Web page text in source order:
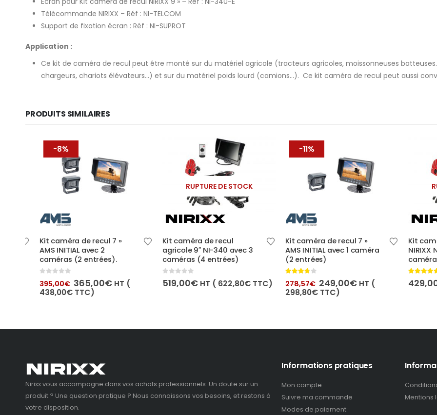
Télécommande NIRIXX – Réf : NI-TELCOM
Support de fixation écran : Réf : NI-SUPROT
Application :
Ce kit de caméra de recul peut être monté sur du matériel agricole (tracteurs agricoles, moissonneuses
chargeurs, chariots élévateurs…) et sur du matériel poids lourd (camions…). Ce kit caméra de recul peut aussi
PRODUITS SIMILAIRES
-8%
Kit caméra de recul 7 »
AMS INITIAL avec 2
caméras (2 entrées).
395,00€ Le
prix
365,00€Le
HT (
438,00€TTC)
RUPTURE DE STOCK
Ce produit a plusieurs variations. Les options peuvent être choisies sur la page du produit
Kit caméra de recul
agricole 9″ NI-340 avec 3
caméras (4 entrées)
out of 5
519,00€HT (622,80€TTC)
-11%
Kit caméra de recul 7 »
AMS INITIAL avec 1 caméra
(2 entrées)
278,57€ Le
prix
249,00€Le
HT (
298,80€TTC)
Ce produit a plusieurs variations. Les options peuvent être choisies sur la page du produit
Kit caméra
NIRIXX NI-
caméras
out of 5
429,00€
Nirixx vous accompagne dans vos achats professionnels. Un doute sur un
produit ? Une question pratique ? Nous connaissons vos besoins, et restons à
votre disposition.
Informations pratiques
Mon compte
Suivre ma commande
Modes de paiement
Mentions